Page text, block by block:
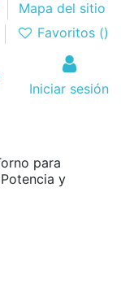
Mapa del sitio
Favoritos ()
Iniciar sesión
para
y